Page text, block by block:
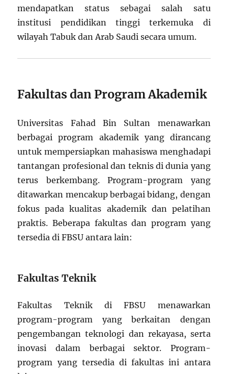
mendapatkan status sebagai salah satu
institusi pendidikan tinggi terkemuka di
wilayah Tabuk dan Arab Saudi secara umum.
Fakultas dan Program Akademik
Universitas Fahad Bin Sultan menawarkan
berbagai program akademik yang dirancang
untuk mempersiapkan mahasiswa menghadapi
tantangan profesional dan teknis di dunia yang
terus berkembang. Program-program yang
ditawarkan mencakup berbagai bidang, dengan
fokus pada kualitas akademik dan pelatihan
praktis. Beberapa fakultas dan program yang
tersedia di FBSU antara lain:
Fakultas Teknik
Fakultas Teknik di FBSU menawarkan
program-program yang berkaitan dengan
pengembangan teknologi dan rekayasa, serta
inovasi dalam berbagai sektor. Program-
program yang tersedia di fakultas ini antara